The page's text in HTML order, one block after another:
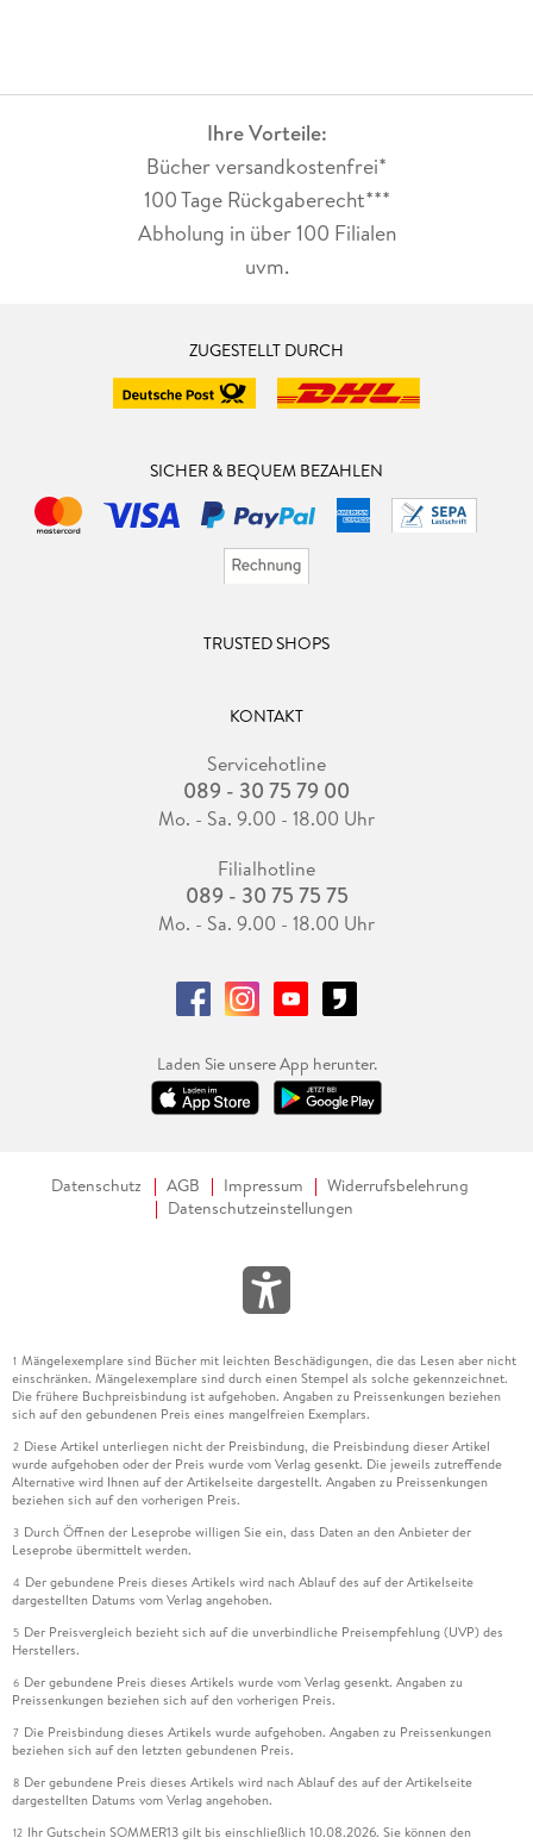
Ihre Vorteile:
Bücher versandkostenfrei*
100 Tage Rückgaberecht***
Abholung in über 100 Filialen
uvm.
ZUGESTELLT DURCH
SICHER & BEQUEM BEZAHLEN
TRUSTED SHOPS
KONTAKT
Servicehotline
089 - 30 75 79 00
Mo. - Sa. 9.00 - 18.00 Uhr
Filialhotline
089 - 30 75 75 75
Mo. - Sa. 9.00 - 18.00 Uhr
Laden Sie unsere App herunter.
Datenschutz AGB Impressum
Widerrufsbelehrung
Datenschutzeinstellungen
1 Mängelexemplare sind Bücher mit leichten Beschädigungen, die das Lesen aber nicht
einschränken. Mängelexemplare sind durch einen Stempel als solche gekennzeichnet.
Die frühere Buchpreisbindung ist aufgehoben. Angaben zu Preissenkungen beziehen
sich auf den gebundenen Preis eines mangelfreien Exemplars.
2 Diese Artikel unterliegen nicht der Preisbindung, die Preisbindung dieser Artikel
wurde aufgehoben oder der Preis wurde vom Verlag gesenkt. Die jeweils zutreffende
Alternative wird Ihnen auf der Artikelseite dargestellt. Angaben zu Preissenkungen
beziehen sich auf den vorherigen Preis.
3 Durch Öffnen der Leseprobe willigen Sie ein, dass Daten an den Anbieter der
Leseprobe übermittelt werden.
4 Der gebundene Preis dieses Artikels wird nach Ablauf des auf der Artikelseite
dargestellten Datums vom Verlag angehoben.
5 Der Preisvergleich bezieht sich auf die unverbindliche Preisempfehlung (UVP) des
Herstellers.
6 Der gebundene Preis dieses Artikels wurde vom Verlag gesenkt. Angaben zu
Preissenkungen beziehen sich auf den vorherigen Preis.
7 Die Preisbindung dieses Artikels wurde aufgehoben. Angaben zu Preissenkungen
beziehen sich auf den letzten gebundenen Preis.
8 Der gebundene Preis dieses Artikels wird nach Ablauf des auf der Artikelseite
dargestellten Datums vom Verlag angehoben.
12 Ihr Gutschein SOMMER13 gilt bis einschließlich 10.08.2026. Sie können den